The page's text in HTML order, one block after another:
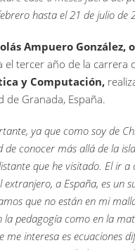
hasta el 21 de julio de
Ampuero González,
el tercer año de la carrera
y Computación,
de Granada, España.
ya que como soy de
conocer más allá de la
que he visitado. El ir
extranjero, a España, es un
que no están en mi
la pedagogía como en la
me interesa es ecuaciones